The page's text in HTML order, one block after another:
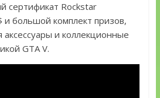
сертификат Rockstar
и большой комплект призов,
и коллекционные
GTA V.